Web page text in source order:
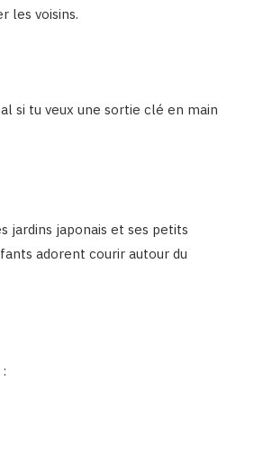
les voisins.
si tu veux une sortie clé en main
jardins japonais et ses petits
adorent courir autour du